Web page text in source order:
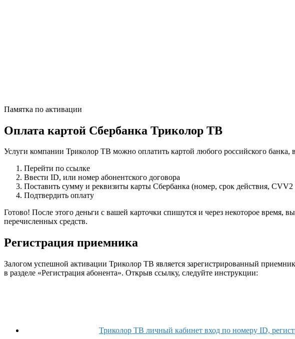
Памятка по активации
Оплата картой Сбербанка Триколор ТВ
Услуги компании Триколор ТВ можно оплатить картой любого российского
Перейти по ссылке
Ввести ID, или номер абонентского договора
Поставить сумму и реквизиты карты Сбербанка (номер, срок действия,
Подтвердить оплату
Готово! После этого деньги с вашей карточки спишутся и через некоторое
перечисленных средств.
Регистрация приемника
Залогом успешной активации Триколор ТВ является зарегистрированный
в разделе «Регистрация абонента». Открыв ссылку, следуйте инструкции:
Триколор ТВ личный кабинет вход по номеру ID,